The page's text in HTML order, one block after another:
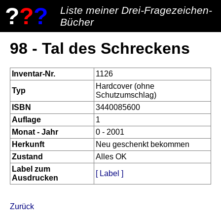
???
Liste meiner Drei-Fragezeichen-
Bücher
98 - Tal des Schreckens
Inventar-Nr.
1126
Typ
Hardcover (ohne
Schutzumschlag)
ISBN
3440085600
Auflage
1
Monat - Jahr
0 - 2001
Herkunft
Neu geschenkt bekommen
Zustand
Alles OK
Label zum
Ausdrucken
[ Label ]
Zurück